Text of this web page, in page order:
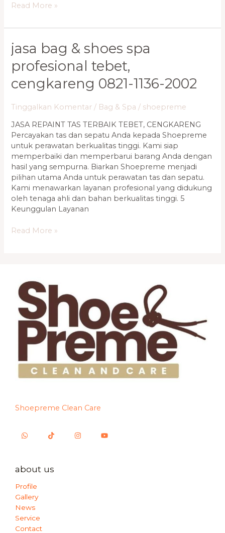
Read More »
jasa bag & shoes spa
profesional tebet,
cengkareng 0821-1136-2002
Tinggalkan Komentar / Bag & Spa / shoepreme
JASA REPAINT TAS TERBAIK TEBET, CENGKARENG
Percayakan tas dan sepatu Anda kepada Shoepreme
untuk perawatan berkualitas tinggi. Kami siap
memperbaiki dan memperbarui barang Anda dengan
hasil yang sempurna. Biarkan Shoepreme menjadi
pilihan utama Anda untuk perawatan tas dan sepatu.
Kami menawarkan layanan profesional yang didukung
oleh tenaga ahli dan bahan berkualitas tinggi. 5
Keunggulan Layanan
Jasa
Bag
&
Shoes
Spa
Tebet,
0821-
1136-
2002
Read More »
Shoepreme Clean Care
about us
Profile
Gallery
News
Service
Contact